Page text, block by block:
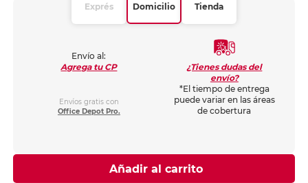
Exprés Domicilio Tienda
Envío al:
Agrega tu CP
Envíos gratis con
Office Depot Pro.
¿Tienes dudas del
envío?
*El tiempo de entrega
puede variar en las áreas
de cobertura
Añadir al carrito